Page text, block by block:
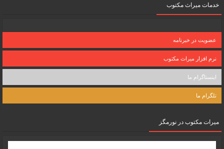
خدمات میراث مکتوب
عضویت در خبرنامه
نرم افزار میراث مکتوب
اینستاگرام ما
تلگرام ما
میرات مکتوب در نورمگز